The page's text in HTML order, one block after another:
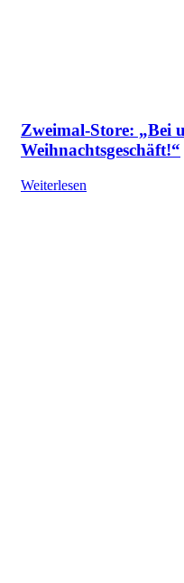
Zweimal-Store: „Bei
Weihnachtsgeschäft!“
Weiterlesen